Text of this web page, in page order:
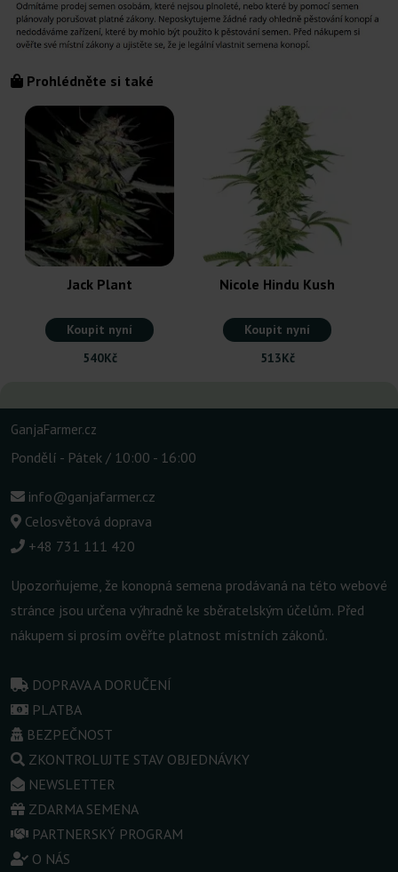
Prohlédněte si také
Jack Plant
Koupit nyní
540Kč
Nicole Hindu Kush
Koupit nyní
513Kč
GanjaFarmer.cz
Pondělí - Pátek / 10:00 - 16:00
info@ganjafarmer.cz
Celosvětová doprava
+48 731 111 420
Upozorňujeme, že konopná semena prodávaná na této webové
stránce jsou určena výhradně ke sběratelským účelům. Před
nákupem si prosím ověřte platnost místních zákonů.
DOPRAVA A DORUČENÍ
PLATBA
BEZPEČNOST
ZKONTROLUJTE STAV OBJEDNÁVKY
NEWSLETTER
ZDARMA SEMENA
PARTNERSKÝ PROGRAM
O NÁS